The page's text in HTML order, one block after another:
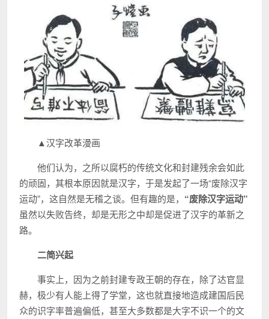
▲汉字改革漫画
他们认为，之所以腐朽的传统文化和封建残余会如此
的顽固，其根本原因就是汉字，于是发起了一场“废除汉字
运动”，这自然是无稽之谈。但有趣的是， “废除汉字运动”
虽然以失败告终，却是无形之中却是促进了汉字的革新之
路。
二简兴起
事实上，因为之前封建专政王朝的存在，除了达官显
赫，极少有人能上得了学堂，这也就直接地造成建国后民
众的识字率普遍偏低，甚至大多数都是大字不识一个的文